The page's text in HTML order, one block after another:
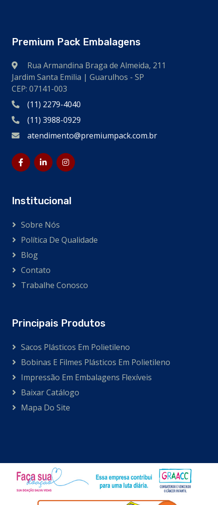
Premium Pack Embalagens
Rua Armandina Braga de Almeida, 211
Jardim Santa Emilia | Guarulhos - SP
CEP: 07141-003
(11) 2279-4040
(11) 3988-0929
atendimento@premiumpack.com.br
Institucional
Sobre Nós
Política De Qualidade
Blog
Contato
Trabalhe Conosco
Principais Produtos
Sacos Plásticos Em Polietileno
Bobinas E Filmes Plásticos Em Polietileno
Impressão Em Embalagens Flexíveis
Baixar Catálogo
Mapa Do Site